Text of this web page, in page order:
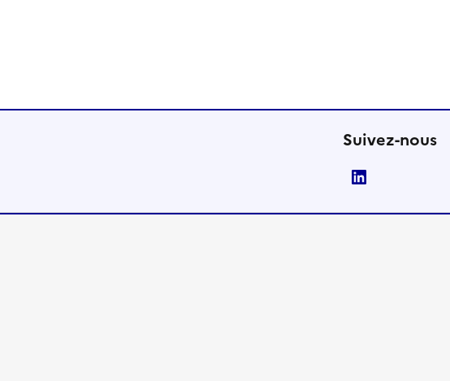
Suivez-nous